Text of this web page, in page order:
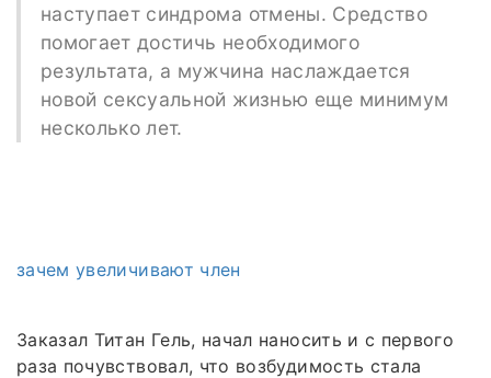
наступает синдрома отмены. Средство
помогает достичь необходимого
результата, а мужчина наслаждается
новой сексуальной жизнью еще минимум
несколько лет.
зачем увеличивают член
Заказал Титан Гель, начал наносить и с первого
раза почувствовал, что возбудимость стала